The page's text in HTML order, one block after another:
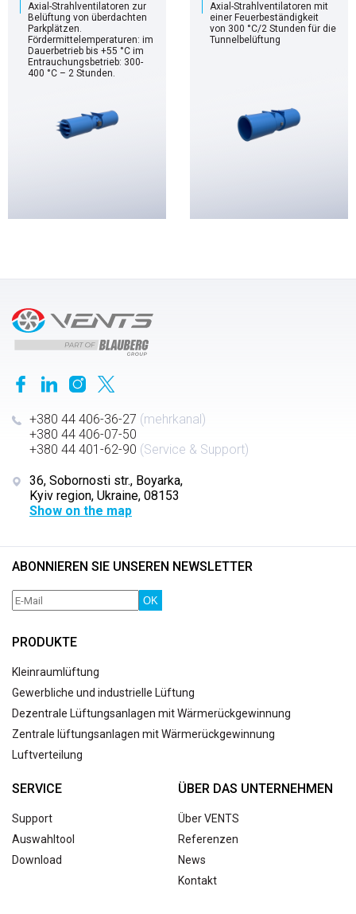
Axial-Strahlventilatoren zur
Belüftung von überdachten
Parkplätzen.
Fördermittelemperaturen: im
Dauerbetrieb bis +55 °C im
Entrauchungsbetrieb: 300-
400 °C – 2 Stunden.
Axial-Strahlventilatoren mit
einer Feuerbeständigkeit
von 300 °C/2 Stunden für die
Tunnelbelüftung
+380 44 406-36-27 (mehrkanal)
+380 44 406-07-50
+380 44 401-62-90 (Service & Support)
36, Sobornosti str., Boyarka,
Kyiv region, Ukraine, 08153
Show on the map
ABONNIEREN SIE UNSEREN NEWSLETTER
OK
PRODUKTE
Kleinraumlüftung
Gewerbliche und industrielle Lüftung
Dezentrale Lüftungsanlagen mit Wärmerückgewinnung
Zentrale lüftungsanlagen mit Wärmerückgewinnung
Luftverteilung
SERVICE
Support
Auswahltool
Download
ÜBER DAS UNTERNEHMEN
Über VENTS
Referenzen
News
Kontakt